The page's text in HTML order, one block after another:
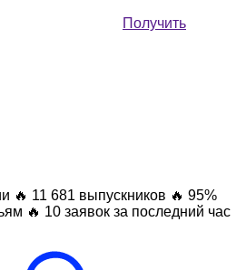
Получить
🔥 11 681 выпускников 🔥 95%
🔥 10 заявок за последний час